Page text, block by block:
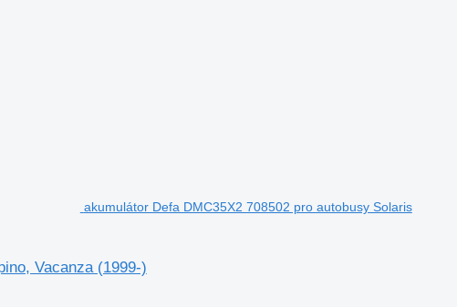
akumulátor Defa DMC35X2 708502 pro autobusy Solaris
Vacanza (1999-)